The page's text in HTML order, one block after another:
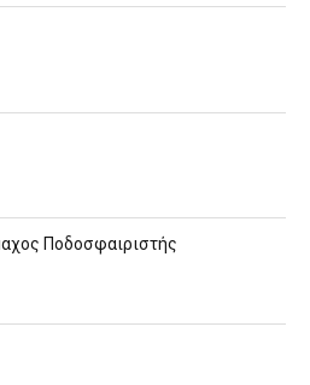
Ποδοσφαιριστής